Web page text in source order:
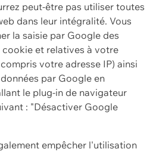
peut-être pas utiliser toutes
dans leur intégralité. Vous
la saisie par Google des
cookie et relatives à votre
votre adresse IP) ainsi
par Google en
le plug-in de navigateur
: "Désactiver Google
empêcher l'utilisation